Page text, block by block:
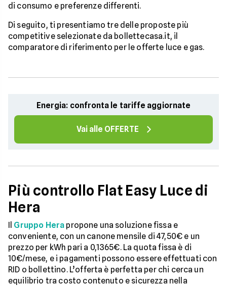
di consumo e preferenze differenti.
Di seguito, ti presentiamo tre delle proposte più
competitive selezionate da bollettecasa.it, il
comparatore di riferimento per le offerte luce e gas.
Energia: confronta le tariffe aggiornate
Vai alle OFFERTE
Più controllo Flat Easy Luce di
Hera
Il Gruppo Hera propone una soluzione fissa e
conveniente, con un canone mensile di 47,50€ e un
prezzo per kWh pari a 0,1365€. La quota fissa è di
10€/mese, e i pagamenti possono essere effettuati con
RID o bollettino. L’offerta è perfetta per chi cerca un
equilibrio tra costo contenuto e sicurezza nella